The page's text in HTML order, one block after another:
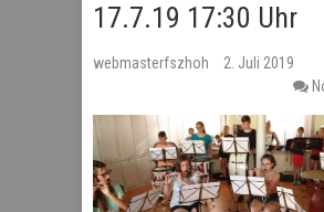
17.7.19 17:30 Uhr
webmasterfszhoh
2. Juli 2019